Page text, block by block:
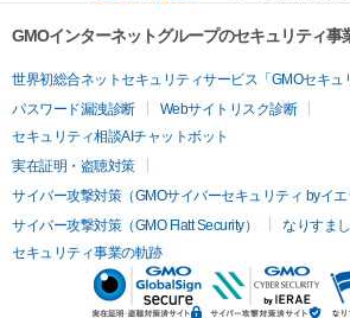
GMOインターネットグループのセキュリティ事
世界初総合ネットセキュリティサービス「GMOセキュ
パスワード漏洩診断
Webサイトリスク診断
セキュリティ相談AIチャットボット
実在証明・盗聴対策
サイバー攻撃対策（GMOサイバーセキュリティ byイエ
サイバー攻撃対策（GMO Flatt Security）
なりすま
セキュリティ事業の軌跡